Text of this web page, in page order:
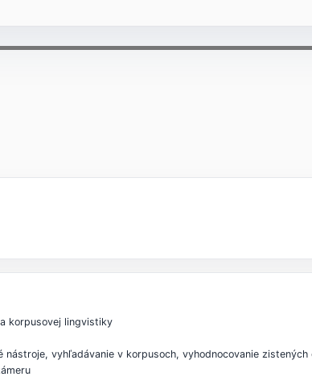
korpusovej lingvistiky
vyhľadávanie v korpusoch, vyhodnocovanie zistených